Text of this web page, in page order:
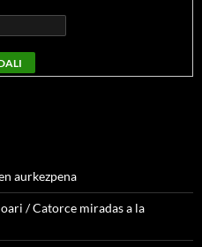
aurkezpena
/ Catorce miradas a la